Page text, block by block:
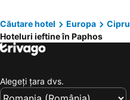
Kissos Hotel
Alexander The Great Beach Hotel
Dionysos Central Hotel
Amavi, MadeForTwo Hotels - Paphos
Helios Bay
Căutare hotel Europa Cipru
Hoteluri ieftine în Paphos
Alegeţi ţara dvs.